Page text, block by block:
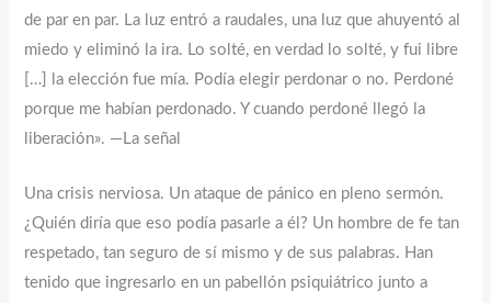
de par en par. La luz entró a raudales, una luz que ahuyentó al
miedo y eliminó la ira. Lo solté, en verdad lo solté, y fui libre
[…] la elección fue mía. Podía elegir perdonar o no. Perdoné
porque me habían perdonado. Y cuando perdoné llegó la
liberación». —La señal
Una crisis nerviosa. Un ataque de pánico en pleno sermón.
¿Quién diría que eso podía pasarle a él? Un hombre de fe tan
respetado, tan seguro de sí mismo y de sus palabras. Han
tenido que ingresarlo en un pabellón psiquiátrico junto a